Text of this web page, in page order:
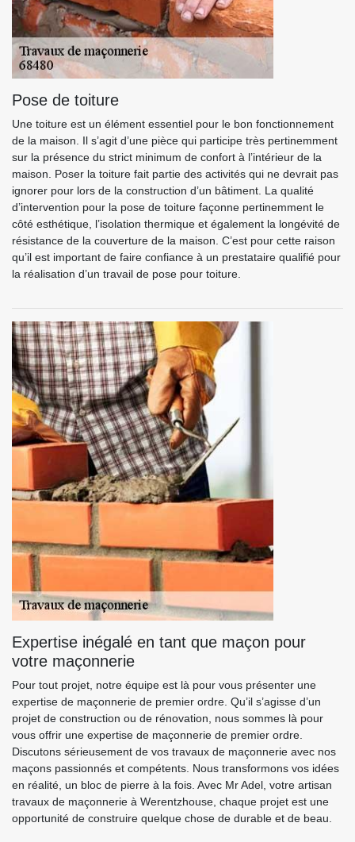
Pose de toiture
Une toiture est un élément essentiel pour le bon fonctionnement
de la maison. Il s’agit d’une pièce qui participe très pertinemment
sur la présence du strict minimum de confort à l’intérieur de la
maison. Poser la toiture fait partie des activités qui ne devrait pas
ignorer pour lors de la construction d’un bâtiment. La qualité
d’intervention pour la pose de toiture façonne pertinemment le
côté esthétique, l’isolation thermique et également la longévité de
résistance de la couverture de la maison. C’est pour cette raison
qu’il est important de faire confiance à un prestataire qualifié pour
la réalisation d’un travail de pose pour toiture.
Expertise inégalé en tant que maçon pour
votre maçonnerie
Pour tout projet, notre équipe est là pour vous présenter une
expertise de maçonnerie de premier ordre. Qu’il s’agisse d’un
projet de construction ou de rénovation, nous sommes là pour
vous offrir une expertise de maçonnerie de premier ordre.
Discutons sérieusement de vos travaux de maçonnerie avec nos
maçons passionnés et compétents. Nous transformons vos idées
en réalité, un bloc de pierre à la fois. Avec Mr Adel, votre artisan
travaux de maçonnerie à Werentzhouse, chaque projet est une
opportunité de construire quelque chose de durable et de beau.